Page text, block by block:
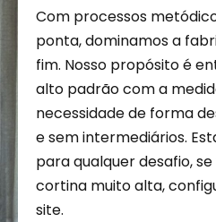
Com processos
ponta, dominamos a
fim. Nosso propósito é
alto padrão com a
necessidade de forma
e sem intermediários.
para qualquer desafio,
cortina muito alta,
site.